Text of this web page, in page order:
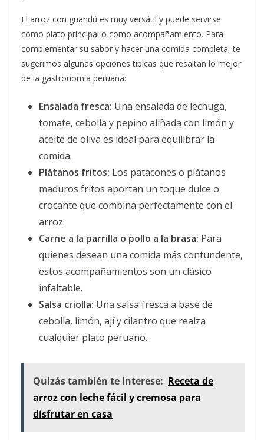
El arroz con guandú es muy versátil y puede servirse
como plato principal o como acompañamiento. Para
complementar su sabor y hacer una comida completa, te
sugerimos algunas opciones típicas que resaltan lo mejor
de la gastronomía peruana:
Ensalada fresca: Una ensalada de lechuga,
tomate, cebolla y pepino aliñada con limón y
aceite de oliva es ideal para equilibrar la
comida.
Plátanos fritos: Los patacones o plátanos
maduros fritos aportan un toque dulce o
crocante que combina perfectamente con el
arroz.
Carne a la parrilla o pollo a la brasa: Para
quienes desean una comida más contundente,
estos acompañamientos son un clásico
infaltable.
Salsa criolla: Una salsa fresca a base de
cebolla, limón, ají y cilantro que realza
cualquier plato peruano.
Quizás también te interese: Receta de
arroz con leche fácil y cremosa para
disfrutar en casa